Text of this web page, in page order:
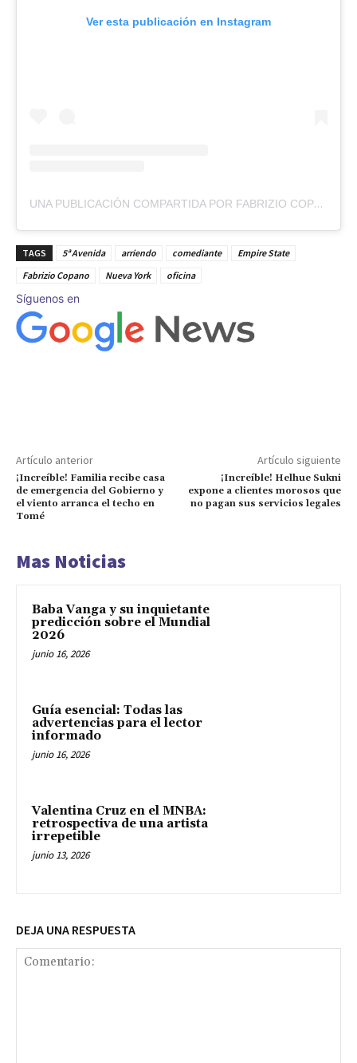
Ver esta publicación en Instagram
UNA PUBLICACIÓN COMPARTIDA POR FABRIZIO COPANO (@FABRIZIOCOPANO)
TAGS 5ª Avenida arriendo comediante
Empire State
Fabrizio Copano
Nueva York oficina
Síguenos en
Artículo anterior
¡Increíble! Familia recibe casa
de emergencia del Gobierno y
el viento arranca el techo en
Tomé
Artículo siguiente
¡Increíble! Helhue Sukni
expone a clientes morosos que
no pagan sus servicios legales
Mas Noticias
Baba Vanga y su inquietante
predicción sobre el Mundial
2026
junio 16, 2026
Guía esencial: Todas las
advertencias para el lector
informado
junio 16, 2026
Valentina Cruz en el MNBA:
retrospectiva de una artista
irrepetible
junio 13, 2026
DEJA UNA RESPUESTA